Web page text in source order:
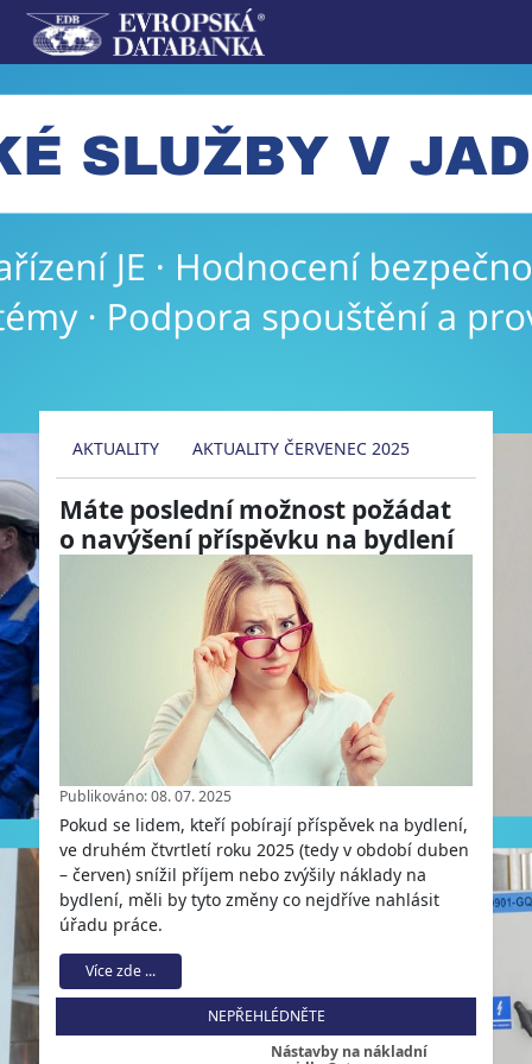
AKTUALITY AKTUALITY ČERVENEC 2025
Máte poslední možnost požádat
o navýšení příspěvku na bydlení
Publikováno: 08. 07. 2025
Pokud se lidem, kteří pobírají příspěvek na bydlení,
ve druhém čtvrtletí roku 2025 (tedy v období duben
– červen) snížil příjem nebo zvýšily náklady na
bydlení, měli by tyto změny co nejdříve nahlásit
úřadu práce.
Více zde ...
NEPŘEHLÉDNĚTE
Nástavby na nákladní